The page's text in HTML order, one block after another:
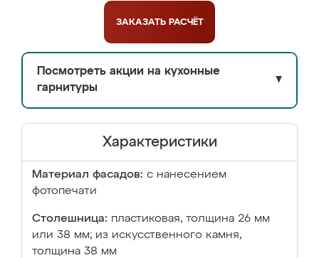
ЗАКАЗАТЬ РАСЧЁТ
Посмотреть акции на кухонные
гарнитуры
▼
Характеристики
Материал фасадов: с нанесением
фотопечати
Столешница: пластиковая, толщина 26 мм
или 38 мм; из искусственного камня,
толщина 38 мм